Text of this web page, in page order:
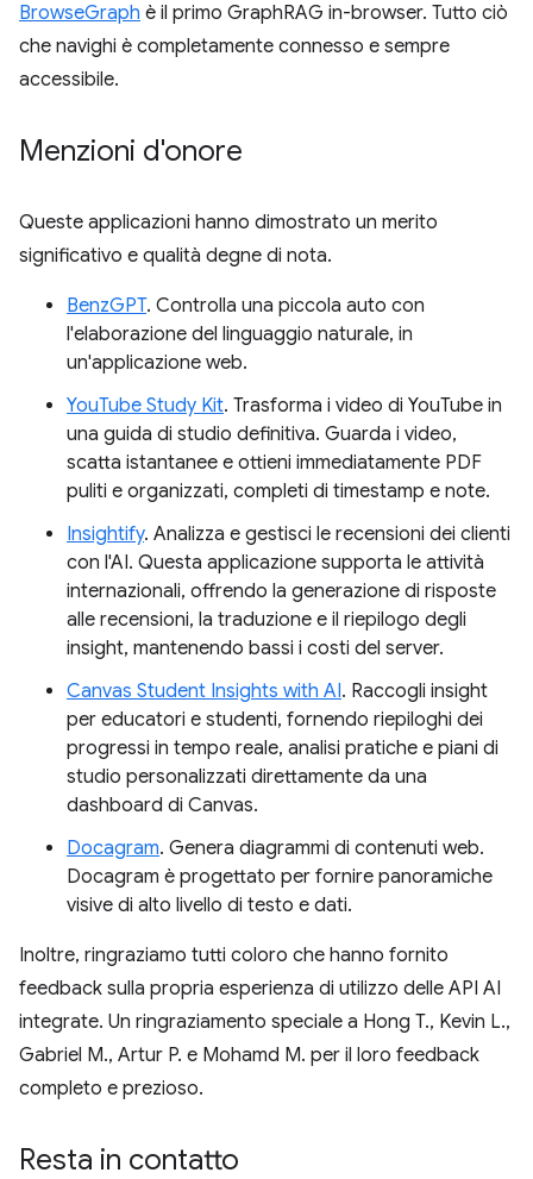
BrowseGraph è il primo GraphRAG in-browser. Tutto ciò
che navighi è completamente connesso e sempre
accessibile.
Menzioni d'onore
Queste applicazioni hanno dimostrato un merito
significativo e qualità degne di nota.
BenzGPT. Controlla una piccola auto con
l'elaborazione del linguaggio naturale, in
un'applicazione web.
YouTube Study Kit. Trasforma i video di YouTube in
una guida di studio definitiva. Guarda i video,
scatta istantanee e ottieni immediatamente PDF
puliti e organizzati, completi di timestamp e note.
Insightify. Analizza e gestisci le recensioni dei clienti
con l'AI. Questa applicazione supporta le attività
internazionali, offrendo la generazione di risposte
alle recensioni, la traduzione e il riepilogo degli
insight, mantenendo bassi i costi del server.
Canvas Student Insights with AI. Raccogli insight
per educatori e studenti, fornendo riepiloghi dei
progressi in tempo reale, analisi pratiche e piani di
studio personalizzati direttamente da una
dashboard di Canvas.
Docagram. Genera diagrammi di contenuti web.
Docagram è progettato per fornire panoramiche
visive di alto livello di testo e dati.
Inoltre, ringraziamo tutti coloro che hanno fornito
feedback sulla propria esperienza di utilizzo delle API AI
integrate. Un ringraziamento speciale a Hong T., Kevin L.,
Gabriel M., Artur P. e Mohamd M. per il loro feedback
completo e prezioso.
Resta in contatto